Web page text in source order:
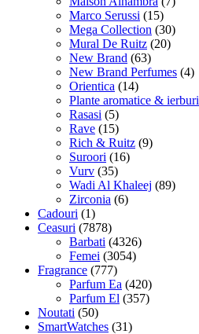
Marco Serussi (15)
Mega Collection (30)
Mural De Ruitz (20)
New Brand (63)
New Brand Perfumes (4)
Orientica (14)
Plante aromatice & ierburi
Rasasi (5)
Rave (15)
Rich & Ruitz (9)
Suroori (16)
Vurv (35)
Wadi Al Khaleej (89)
Zirconia (6)
Cadouri (1)
Ceasuri (7878)
Barbati (4326)
Femei (3054)
Fragrance (777)
Parfum Ea (420)
Parfum El (357)
Noutati (50)
SmartWatches (31)